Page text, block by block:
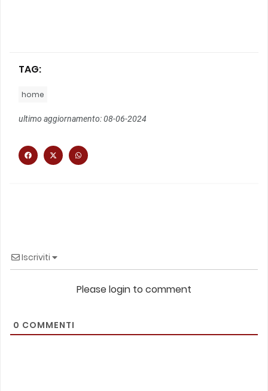
TAG:
home
ultimo aggiornamento: 08-06-2024
Iscriviti
Please login to comment
0 COMMENTI